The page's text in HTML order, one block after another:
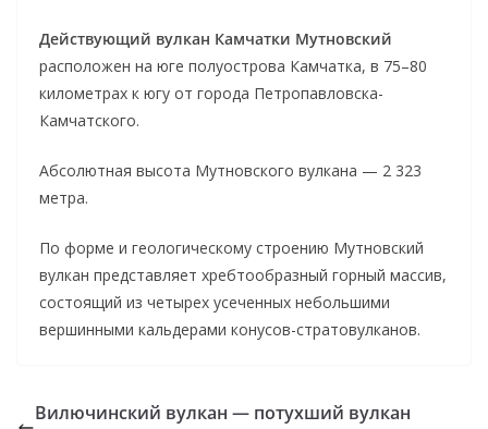
Действующий вулкан Камчатки Мутновский
расположен на юге полуострова Камчатка, в 75–80
километрах к югу от города Петропавловска-
Камчатского.
Абсолютная высота Мутновского вулкана — 2 323
метра.
По форме и геологическому строению Мутновский
вулкан представляет хребтообразный горный массив,
состоящий из четырех усеченных небольшими
вершинными кальдерами конусов-стратовулканов.
Вилючинский вулкан — потухший вулкан